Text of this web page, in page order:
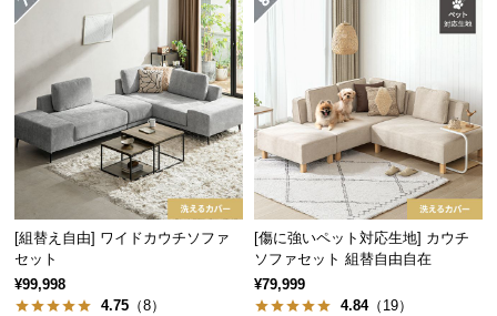
て
搬
入
経
に
つ
い
て
[組替え自由] ワイドカウチソファ
セット
¥99,998
4.75 （8）
[傷に強いペット対応生地] カウチ
ソファセット 組替自由自在
¥79,999
4.84（19）